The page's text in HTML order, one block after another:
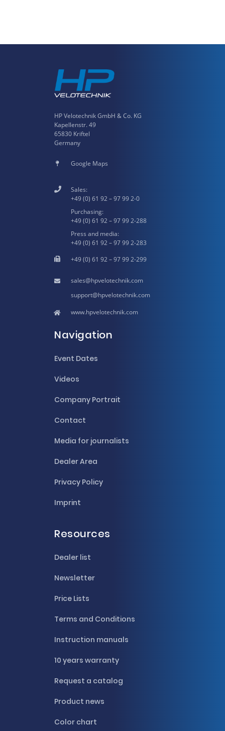
HP Velotechnik GmbH & Co. KG
Kapellenstr. 49
65830 Kriftel
Germany
Google Maps
Sales:
+49 (0) 61 92 – 97 99 2-0
Purchasing:
+49 (0) 61 92 – 97 99 2-288
Press and media:
+49 (0) 61 92 – 97 99 2-283
+49 (0) 61 92 – 97 99 2-299
hpvelotechnik.com
hpvelotechnik.com
www.hpvelotechnik.com
Navigation
Event Dates
Videos
Company Portrait
Contact
Media for journalists
Dealer Area
Privacy Policy
Imprint
Resources
Dealer list
Newsletter
Price Lists
Terms and Conditions
Instruction manuals
10 years warranty
Request a catalog
Product news
Color chart